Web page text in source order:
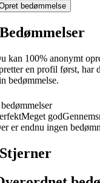
bedømmelse
Bedømmelser
kan 100% anonymt
en profil først, har
bedømmelse.
Meget god
er endnu ingen
Stjerner